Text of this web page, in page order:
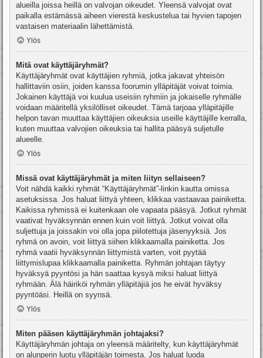
alueilla joissa heillä on valvojan oikeudet. Yleensä valvojat ovat
paikalla estämässä aiheen vierestä keskustelua tai hyvien tapojen
vastaisen materiaalin lähettämistä.
Ylös
Mitä ovat käyttäjäryhmät?
Käyttäjäryhmät ovat käyttäjien ryhmiä, jotka jakavat yhteisön
hallittaviin osiin, joiden kanssa foorumin ylläpitäjät voivat toimia.
Jokainen käyttäjä voi kuulua useisiin ryhmiin ja jokaiselle ryhmälle
voidaan määritellä yksilölliset oikeudet. Tämä tarjoaa ylläpitäjille
helpon tavan muuttaa käyttäjien oikeuksia useille käyttäjille kerralla,
kuten muuttaa valvojien oikeuksia tai hallita pääsyä suljetulle
alueelle.
Ylös
Missä ovat käyttäjäryhmät ja miten liityn sellaiseen?
Voit nähdä kaikki ryhmät “Käyttäjäryhmät”-linkin kautta omissa
asetuksissa. Jos haluat liittyä yhteen, klikkaa vastaavaa painiketta.
Kaikissa ryhmissä ei kuitenkaan ole vapaata pääsyä. Jotkut ryhmät
vaativat hyväksynnän ennen kuin voit liittyä. Jotkut voivat olla
suljettuja ja joissakin voi olla jopa piilotettuja jäsenyyksiä. Jos
ryhmä on avoin, voit liittyä siihen klikkaamalla painiketta. Jos
ryhmä vaatii hyväksynnän liittymistä varten, voit pyytää
liittymislupaa klikkaamalla painiketta. Ryhmän johtajan täytyy
hyväksyä pyyntösi ja hän saattaa kysyä miksi haluat liittyä
ryhmään. Älä häiriköi ryhmän ylläpitäjiä jos he eivät hyväksy
pyyntöäsi. Heillä on syynsä.
Ylös
Miten pääsen käyttäjäryhmän johtajaksi?
Käyttäjäryhmän johtaja on yleensä määritelty, kun käyttäjäryhmät
on alunperin luotu ylläpitäjän toimesta. Jos haluat luoda